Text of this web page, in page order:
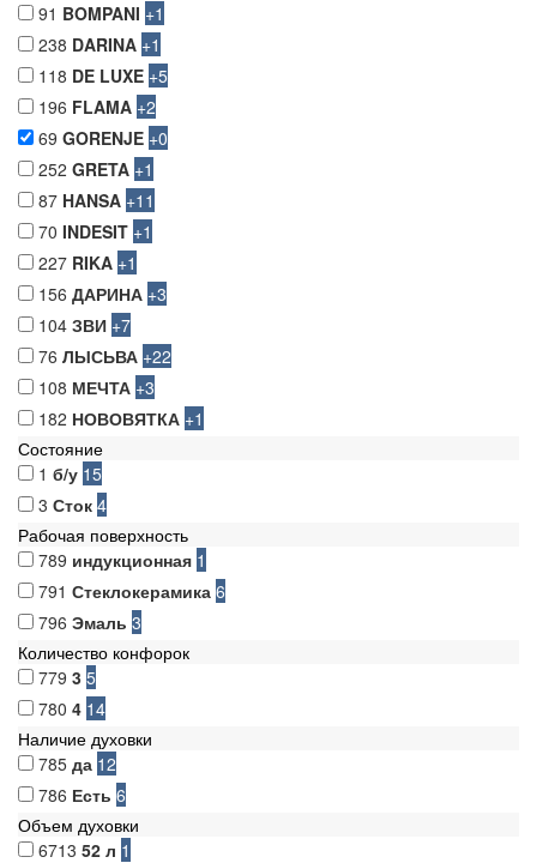
91 BOMPANI +1
238 DARINA +1
118 DE LUXE +5
196 FLAMA +2
69 GORENJE +0
252 GRETA +1
87 HANSA +11
70 INDESIT +1
227 RIKA +1
156 ДАРИНА +3
104 ЗВИ +7
76 ЛЫСЬВА +22
108 МЕЧТА +3
182 НОВОВЯТКА +1
Состояние
1 б/у 15
3 Сток 4
Рабочая поверхность
789 индукционная 1
791 Стеклокерамика 6
796 Эмаль 3
Количество конфорок
779 3 5
780 4 14
Наличие духовки
785 да 12
786 Есть 6
Объем духовки
6713 52 л 1